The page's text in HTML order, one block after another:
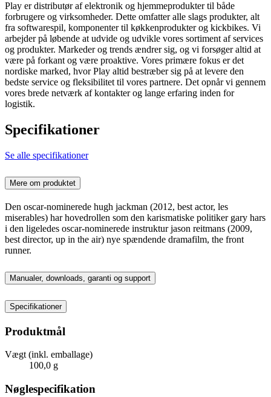
Play er distributør af elektronik og hjemmeprodukter til både
forbrugere og virksomheder. Dette omfatter alle slags produkter, alt
fra softwarespil, komponenter til køkkenprodukter og kickbikes. Vi
arbejder på løbende at udvide og udvikle vores sortiment af services
og produkter. Markeder og trends ændrer sig, og vi forsøger altid at
være på forkant og være proaktive. Vores primære fokus er det
nordiske marked, hvor Play altid bestræber sig på at levere den
bedste service og fleksibilitet til vores partnere. Det opnår vi gennem
vores brede netværk af kontakter og lange erfaring inden for
logistik.
Specifikationer
Se alle specifikationer
Mere om produktet
Den oscar-nominerede hugh jackman (2012, best actor, les
miserables) har hovedrollen som den karismatiske politiker gary hars
i den ligeledes oscar-nominerede instruktur jason reitmans (2009,
best director, up in the air) nye spændende dramafilm, the front
runner.
Manualer, downloads, garanti og support
Specifikationer
Produktmål
Vægt (inkl. emballage)
100,0 g
Nøglespecifikation